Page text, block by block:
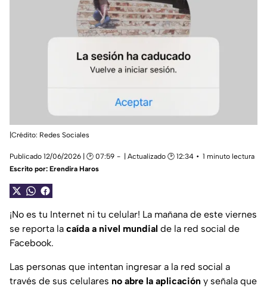
|Crédito: Redes Sociales
Publicado 12/06/2026 | 🕑 07:59 | Actualizado 🕑 12:34
1 minuto lectura
Escrito por: Erendira Haros
¡No es tu Internet ni tu celular! La mañana de este viernes
se reporta la caída a nivel mundial de la red social de
Facebook.
Las personas que intentan ingresar a la red social a
través de sus celulares no abre la aplicación y señala que